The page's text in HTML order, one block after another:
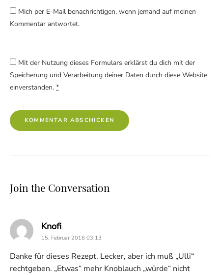
Mich per E-Mail benachrichtigen, wenn jemand auf meinen
Kommentar antwortet.
Mit der Nutzung dieses Formulars erklärst du dich mit der
Speicherung und Verarbeitung deiner Daten durch diese Website
einverstanden. *
Join the Conversation
Knofisays:
15. Februar 2018 03:13
Danke für dieses Rezept. Lecker, aber ich muß „Ulli“
rechtgeben. „Etwas“ mehr Knoblauch „würde“ nicht